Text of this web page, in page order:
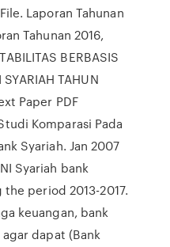
Laporan Tahunan
Tahunan 2016,
BERBASIS
TAHUN
Paper PDF
Komparasi Pada
Syariah. Jan 2007
Syariah bank
period 2013-2017.
keuangan, bank
dapat (Bank